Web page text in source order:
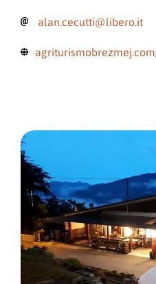
alan.cecutti@libero.it